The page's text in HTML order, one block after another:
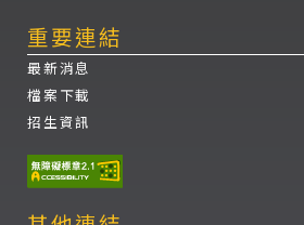
重要連結
最新消息
檔案下載
招生資訊